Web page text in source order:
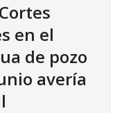
en el
de pozo
avería